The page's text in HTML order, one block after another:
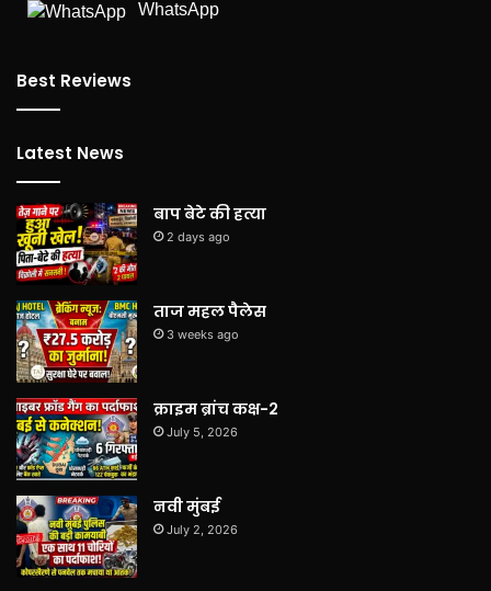
WhatsApp
Best Reviews
Latest News
बाप बेटे की हत्या
2 days ago
ताज महल पैलेस
3 weeks ago
क्राइम ब्रांच कक्ष-2
July 5, 2026
नवी मुंबई
July 2, 2026